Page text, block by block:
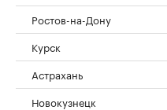
Ростов-на-Дону
Курск
Астрахань
Новокузнецк